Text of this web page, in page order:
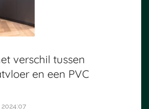
verschil tussen
en een PVC